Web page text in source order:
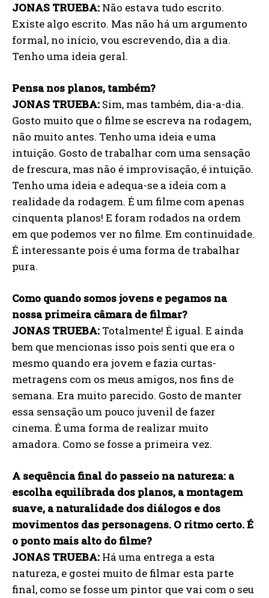
JONAS TRUEBA: Não estava tudo escrito.
Existe algo escrito. Mas não há um argumento
formal, no início, vou escrevendo, dia a dia.
Tenho uma ideia geral.
Pensa nos planos, também?
JONAS TRUEBA: Sim, mas também, dia-a-dia.
Gosto muito que o filme se escreva na rodagem,
não muito antes. Tenho uma ideia e uma
intuição. Gosto de trabalhar com uma sensação
de frescura, mas não é improvisação, é intuição.
Tenho uma ideia e adequa-se a ideia com a
realidade da rodagem. É um filme com apenas
cinquenta planos! E foram rodados na ordem
em que podemos ver no filme. Em continuidade.
É interessante pois é uma forma de trabalhar
pura.
Como quando somos jovens e pegamos na
nossa primeira câmara de filmar?
JONAS TRUEBA: Totalmente! É igual. E ainda
bem que mencionas isso pois senti que era o
mesmo quando era jovem e fazia curtas-
metragens com os meus amigos, nos fins de
semana. Era muito parecido. Gosto de manter
essa sensação um pouco juvenil de fazer
cinema. É uma forma de realizar muito
amadora. Como se fosse a primeira vez.
A sequência final do passeio na natureza: a
escolha equilibrada dos planos, a montagem
suave, a naturalidade dos diálogos e dos
movimentos das personagens. O ritmo certo. É
o ponto mais alto do filme?
JONAS TRUEBA: Há uma entrega a esta
natureza, e gostei muito de filmar esta parte
final, como se fosse um pintor que vai com o seu